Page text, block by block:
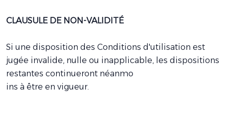
CLAUSULE DE NON-VALIDITÉ
Si une disposition des Conditions d'utilisation est
jugée invalide, nulle ou inapplicable, les dispositions
restantes continueront néanmo
ins à être en vigueur.